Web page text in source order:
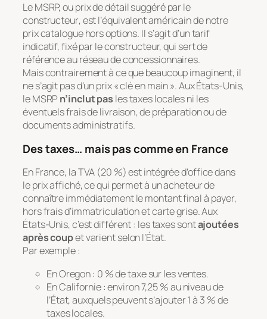
Le MSRP, ouprix de détail suggéré par le
constructeur, est l’équivalent américain de notre
prix catalogue hors options. Il s’agit d’un tarif
indicatif, fixé par le constructeur, qui sert de
référence au réseau de concessionnaires.
Mais contrairement à ce que beaucoup imaginent, il
ne s’agit pas d’un prix « clé en main ». Aux États-Unis,
le MSRP n’inclut pas les taxes locales ni les
éventuels frais de livraison, de préparation ou de
documents administratifs.
Des taxes… mais pas comme en France
En France, la TVA (20 %) est intégrée d’office dans
le prix affiché, ce qui permet à un acheteur de
connaître immédiatement le montant final à payer,
hors frais d’immatriculation et carte grise. Aux
États-Unis, c’est différent : les taxes sontajoutées
après coupet varient selon l’État.
Par exemple :
En Oregon : 0 % de taxe sur les ventes.
En Californie : environ 7,25 % au niveau de
l’État, auxquels peuvent s’ajouter 1 à 3 % de
taxes locales.